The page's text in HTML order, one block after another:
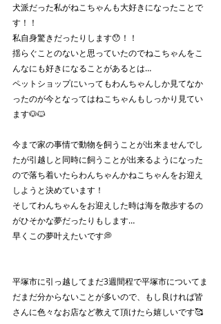
犬派だった私がねこちゃんも大好きになったことで
す！！
私自身驚きだったりします😯！！
揺らぐことのないと思っていたのでねこちゃんをこ
んなにも好きになることがあるとは…
ペットショップにいってもわんちゃんしか見てなか
ったのが今となってはねこちゃんもしっかり見てい
ます🐶🐱
今まで家の事情で動物を飼うことが出来ませんでし
たが引越しと同時に飼うことが出来るようになった
ので落ち着いたらわんちゃんかねこちゃんをお迎え
しようと決めています！
そしてわんちゃんをお迎えした時は海を散歩するの
がひそかな夢だったりもします…
早くこの夢叶えたいです💭
平塚市に引っ越してまだ3週間程で平塚市についてま
だまだ分からないことが多いので、もし良ければ皆
さんに色々なお店など教えて頂けたら嬉しいです🥰